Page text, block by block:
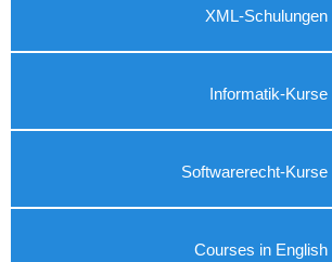
XML-Schulungen
Informatik-Kurse
Softwarerecht-Kurse
Courses in English